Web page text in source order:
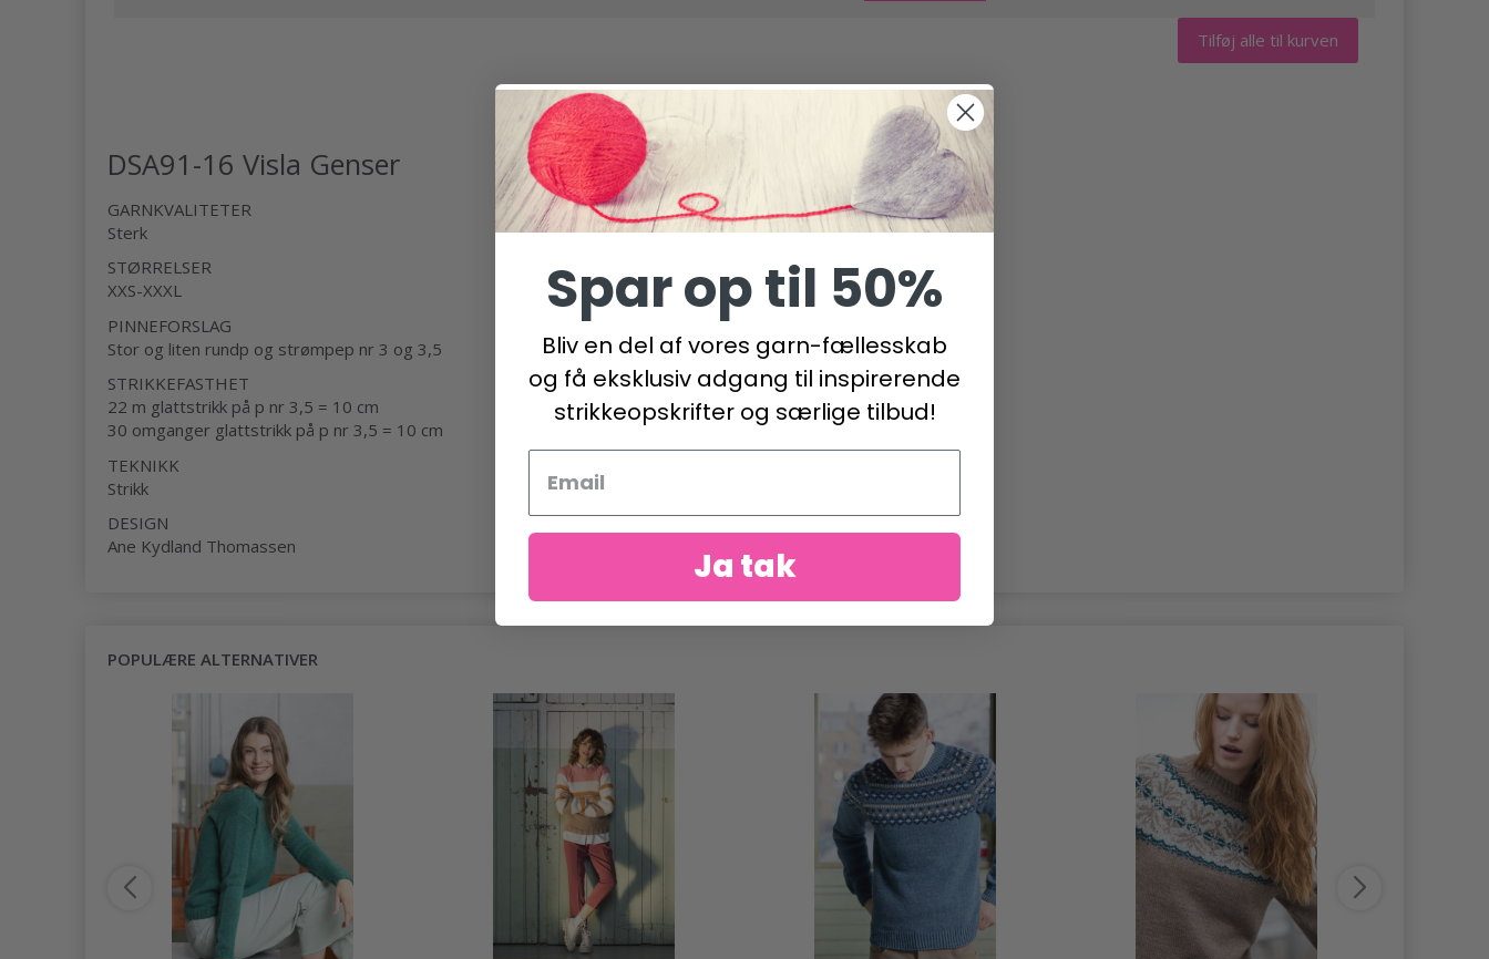
Tilføj alle til kurven
DSA91-16 Visla Genser
GARNKVALITETER
Sterk
STØRRELSER
XXS-XXXL
PINNEFORSLAG
Stor og liten rundp og strømpep nr 3 og 3,5
STRIKKEFASTHET
22 m glattstrikk på p nr 3,5 = 10 cm
30 omganger glattstrikk på p nr 3,5 = 10 cm
TEKNIKK
Strikk
DESIGN
Ane Kydland Thomassen
POPULÆRE ALTERNATIVER
Spar op til 50%
Bliv en del af vores garn-fællesskab
og få eksklusiv adgang til inspirerende
strikkeopskrifter og særlige tilbud!
Ja tak